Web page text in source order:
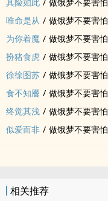
唯命是从 / 做饿梦不要害怕
为你着魔 / 做饿梦不要害怕
扮猪食虎 / 做饿梦不要害怕
徐徐图苏 / 做饿梦不要害怕
食不知餍 / 做饿梦不要害怕
终觉其浅 / 做饿梦不要害怕
似爱而非 / 做饿梦不要害怕
相关推荐